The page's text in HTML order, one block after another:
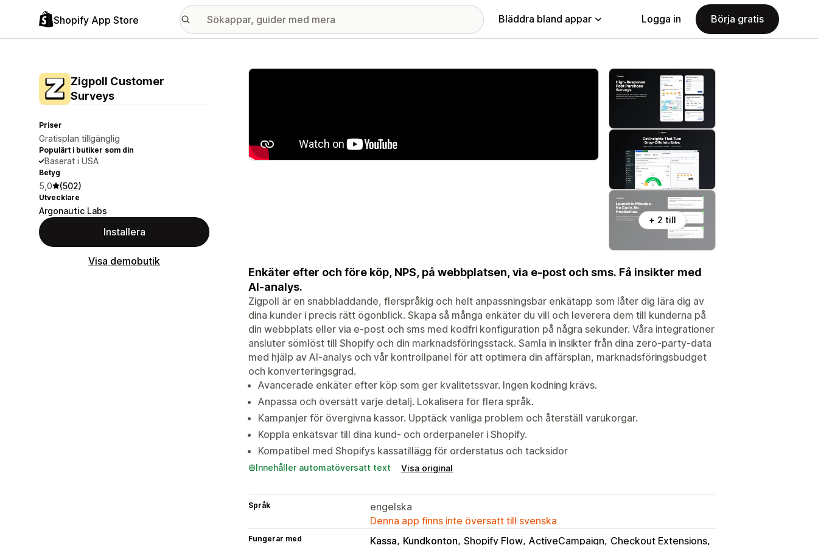
Shopify App Store Bläddra bland appar Logga in Börja gratis
Zigpoll Customer
Surveys
Priser
Gratisplan tillgänglig
Populärt i butiker som din
Baserat i USA
Betyg
5,0 (502)
Utvecklare
Argonautic Labs
Installera
Visa demobutik
Galleri med utvalda bilder
+ 2 till
Enkäter efter och före köp, NPS, på webbplatsen, via e-post och sms. Få insikter med
AI-analys.
Zigpoll är en snabbladdande, flerspråkig och helt anpassningsbar enkätapp som låter dig lära dig av
dina kunder i precis rätt ögonblick. Skapa så många enkäter du vill och leverera dem till kunderna på
din webbplats eller via e-post och sms med kodfri konfiguration på några sekunder. Våra integrationer
ansluter sömlöst till Shopify och din marknadsföringsstack. Samla in insikter från dina zero-party-data
med hjälp av AI-analys och vår kontrollpanel för att optimera din affärsplan, marknadsföringsbudget
och konverteringsgrad.
Avancerade enkäter efter köp som ger kvalitetssvar. Ingen kodning krävs.
Anpassa och översätt varje detalj. Lokalisera för flera språk.
Kampanjer för övergivna kassor. Upptäck vanliga problem och återställ varukorgar.
Koppla enkätsvar till dina kund- och orderpaneler i Shopify.
Kompatibel med Shopifys kassatillägg för orderstatus och tacksidor
Innehåller automatöversatt text Visa original
Språk
engelska
Denna app finns inte översatt till svenska
Fungerar med Kassa Kundkonton Shopify Flow ActiveCampaign Checkout Extensions